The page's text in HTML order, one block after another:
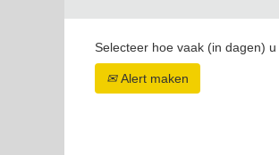
Selecteer hoe vaak (in dagen)
Alert maken